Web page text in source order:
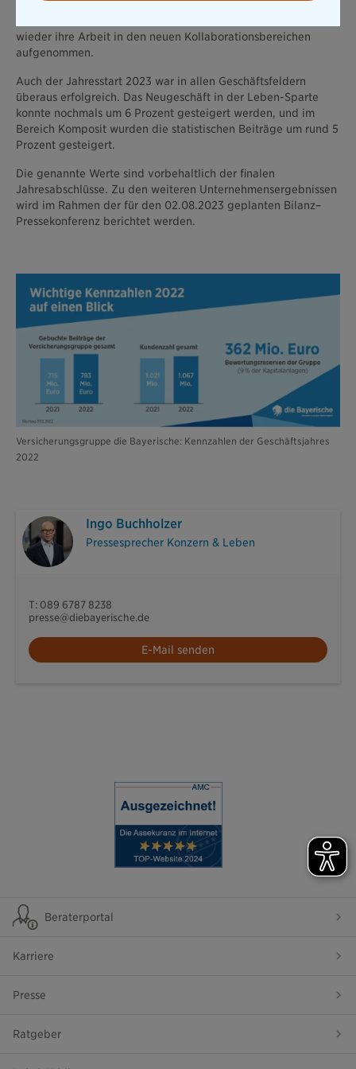
erfreuen sich in der Belegschaft besonderer Beliebtheit. Ab
wieder ihre Arbeit in den neuen Kollaborationsbereichen
aufgenommen.
Auch der Jahresstart 2023 war in allen Geschäftsfeldern
überaus erfolgreich. Das Neugeschäft in der Leben-Sparte
konnte nochmals um 6 Prozent gesteigert werden, und im
Bereich Komposit wurden die statistischen Beiträge um rund 5
Prozent gesteigert.
Die genannte Werte sind vorbehaltlich der finalen
Jahresabschlüsse. Zu den weiteren Unternehmensergebnissen
wird im Rahmen der für den 02.08.2023 geplanten Bilanz–
Pressekonferenz berichtet werden.
Versicherungsgruppe die Bayerische: Kennzahlen der Geschäftsjahres
2022
Ingo Buchholzer
Pressesprecher Konzern & Leben
T: 089 6787 8238
presse@diebayerische.de
E-Mail senden
Beraterportal
Karriere
Presse
Ratgeber